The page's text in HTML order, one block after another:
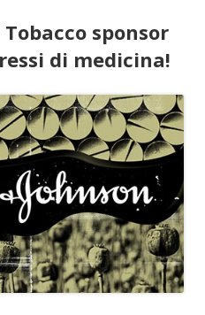
sponsor
di medicina!